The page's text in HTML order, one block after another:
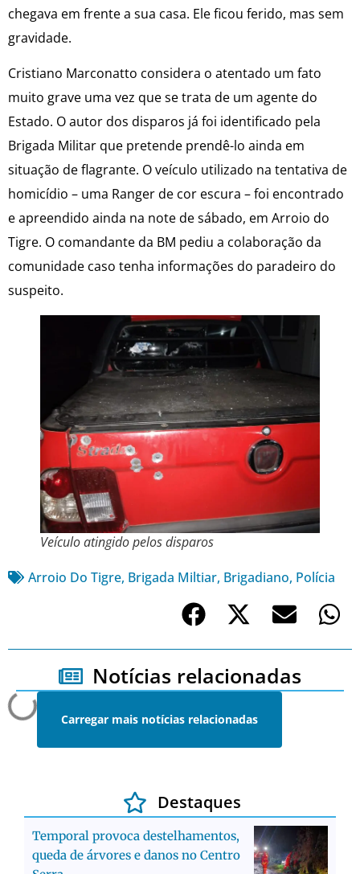
chegava em frente a sua casa. Ele ficou ferido, mas sem
gravidade.
Cristiano Marconatto considera o atentado um fato
muito grave uma vez que se trata de um agente do
Estado. O autor dos disparos já foi identificado pela
Brigada Militar que pretende prendê-lo ainda em
situação de flagrante. O veículo utilizado na tentativa de
homicídio – uma Ranger de cor escura – foi encontrado
e apreendido ainda na note de sábado, em Arroio do
Tigre. O comandante da BM pediu a colaboração da
comunidade caso tenha informações do paradeiro do
suspeito.
Veículo atingido pelos disparos
Arroio Do Tigre, Brigada Miltiar, Brigadiano, Polícia
Notícias relacionadas
Carregar mais notícias relacionadas
Destaques
Temporal provoca destelhamentos,
queda de árvores e danos no Centro